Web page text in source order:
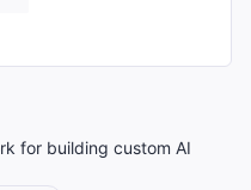
for building custom AI